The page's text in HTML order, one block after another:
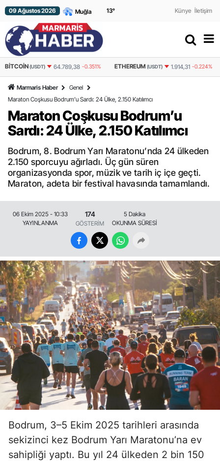
09 Ağustos 2026 13° Künye İletişim
BITCOIN(USDT) 64.789,38 -0.351% ETHEREUM (USDT) 1.914,31 -0.224%
Marmaris Haber
Genel
Maraton Coşkusu Bodrum’u Sardı: 24 Ülke, 2.150 Katılımcı
Maraton Coşkusu Bodrum’u
Sardı: 24 Ülke, 2.150 Katılımcı
Bodrum, 8. Bodrum Yarı Maratonu’nda 24 ülkeden
2.150 sporcuyu ağırladı. Üç gün süren
organizasyonda spor, müzik ve tarih iç içe geçti.
Maraton, adeta bir festival havasında tamamlandı.
06 Ekim 2025 - 10:33
YAYINLANMA
174
GÖSTERİM
5 Dakika
OKUNMA SÜRESİ
Bodrum, 3–5 Ekim 2025 tarihleri arasında
sekizinci kez Bodrum Yarı Maratonu’na ev
sahipliği yaptı. Bu yıl 24 ülkeden 2 bin 150